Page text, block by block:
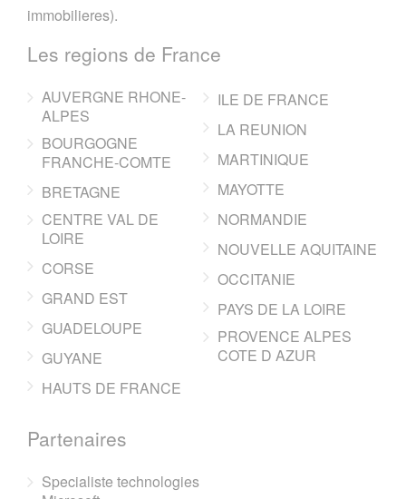
immobilieres).
Les regions de France
AUVERGNE RHONE-
ALPES
BOURGOGNE
FRANCHE-COMTE
BRETAGNE
CENTRE VAL DE
LOIRE
CORSE
GRAND EST
GUADELOUPE
GUYANE
HAUTS DE FRANCE
ILE DE FRANCE
LA REUNION
MARTINIQUE
MAYOTTE
NORMANDIE
NOUVELLE AQUITAINE
OCCITANIE
PAYS DE LA LOIRE
PROVENCE ALPES
COTE D AZUR
Partenaires
Specialiste technologies